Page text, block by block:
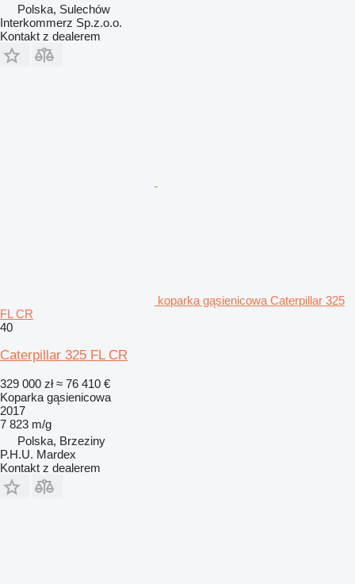
Polska, Sulechów
Interkommerz Sp.z.o.o.
Kontakt z dealerem
koparka gąsienicowa Caterpillar 325
FL CR
40
Caterpillar 325 FL CR
329 000 zł ≈ 76 410 €
Koparka gąsienicowa
2017
7 823 m/g
Polska, Brzeziny
P.H.U. Mardex
Kontakt z dealerem